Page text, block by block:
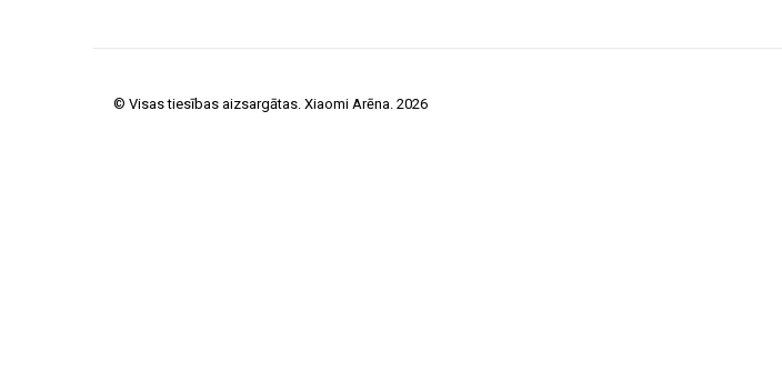
© Visas tiesības aizsargātas. Xiaomi Arēna. 2026